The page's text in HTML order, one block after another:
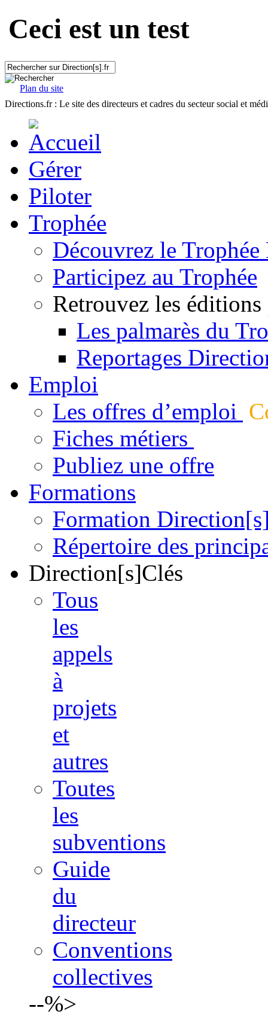
Ceci est un test
Plan du site
Directions.fr : Le site des directeurs et cadres du secteur social et
Gérer
Piloter
Trophée
Découvrez le
Participez au Trophée
Retrouvez les éditions
Les palmarès du
Reportages
Emploi
Les offres d’emploi
Fiches métiers
Publiez une offre
Formations
Formation
Répertoire des
Direction[s]Clés
Tous
les
appels
à
projets
et
autres
Toutes
les
subventions
Guide
du
directeur
Conventions
collectives
--%>